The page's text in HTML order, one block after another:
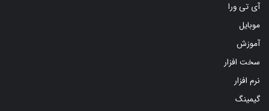
آی تی ورا
موبایل
آموزش
سخت افزار
نرم افزار
گیمینگ